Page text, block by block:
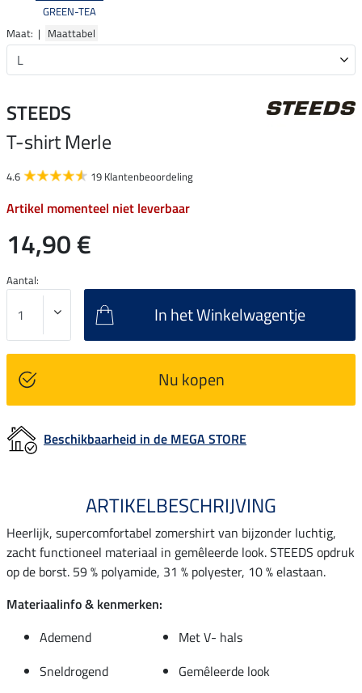
GREEN-TEA
Maat: | Maattabel
STEEDS
T-shirt Merle
4.6 19 Klantenbeoordeling
Artikel momenteel niet leverbaar
14,90 €
Aantal:
In het Winkelwagentje
Nu kopen
Beschikbaarheid in de MEGA STORE
ARTIKELBESCHRIJVING
Heerlijk, supercomfortabel zomershirt van bijzonder luchtig,
zacht functioneel materiaal in gemêleerde look. STEEDS opdruk
op de borst. 59 % polyamide, 31 % polyester, 10 % elastaan.
Materiaalinfo & kenmerken:
Ademend
Met V- hals
Sneldrogend
Gemêleerde look